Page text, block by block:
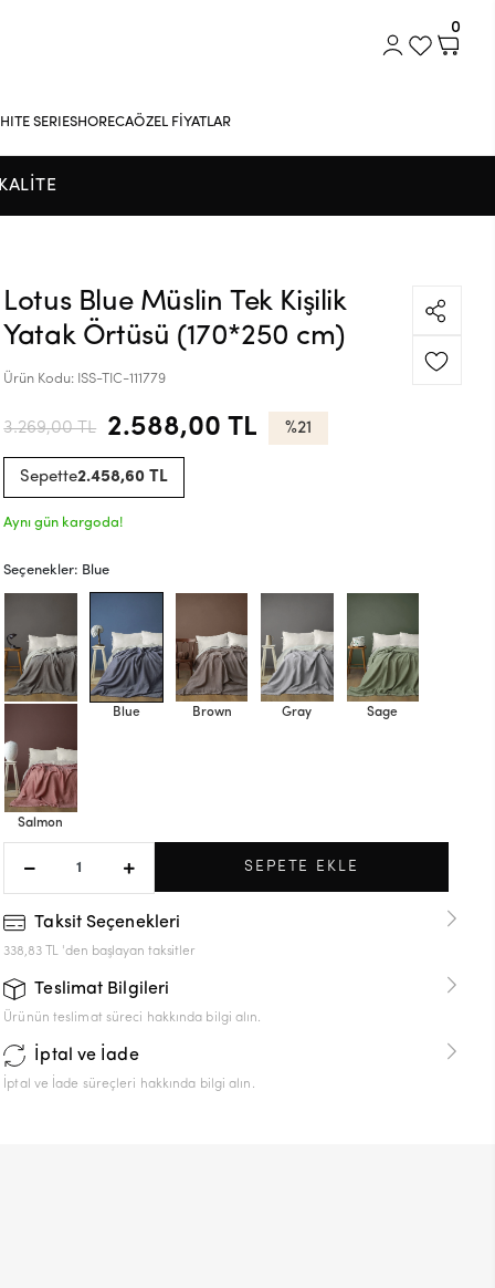
0
SERIESHORECAÖZEL FİYATLAR
Lotus Blue Müslin Tek Kişilik
Yatak Örtüsü (170*250 cm)
Ürün Kodu: ISS-TIC-111779
3.269,00 TL 2.588,00 TL %21
Sepette2.458,60 TL
Aynı gün kargoda!
Seçenekler: Blue
Blue Brown Gray Sage
Salmon
SEPETE EKLE
Taksit Seçenekleri
338,83 TL 'den başlayan taksitler
Teslimat Bilgileri
Ürünün teslimat süreci hakkında bilgi alın.
İptal ve İade
İptal ve İade süreçleri hakkında bilgi alın.